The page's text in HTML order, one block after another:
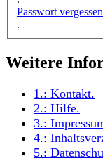
Passwort
.
Weitere
1.: Kontakt.
2.: Hilfe.
3.:
4.:
5.: